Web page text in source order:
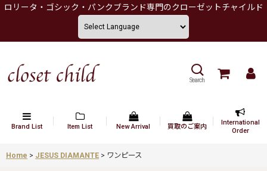
ロリータ・ゴシック・パンクブランド専門のクローゼットチャイルド
Search
Brand List Item List New Arrival 買取のご案内
International
Order
Home > JESUS DIAMANTE > ワンピース